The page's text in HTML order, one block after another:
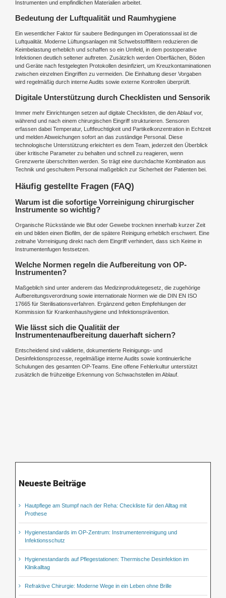
Instrumenten und empfindlichen Materialien arbeitet.
Bedeutung der Luftqualität und Raumhygiene
Ein wesentlicher Faktor für saubere Bedingungen im Operationssaal ist die
Luftqualität. Moderne Lüftungsanlagen mit Schwebstofffiltern reduzieren die
Keimbelastung erheblich und schaffen so ein Umfeld, in dem postoperative
Infektionen deutlich seltener auftreten. Zusätzlich werden Oberflächen, Böden
und Geräte nach festgelegten Protokollen desinfiziert, um Kreuzkontaminationen
zwischen einzelnen Eingriffen zu vermeiden. Die Einhaltung dieser Vorgaben
wird regelmäßig durch interne Audits sowie externe Kontrollen überprüft.
Digitale Unterstützung durch Checklisten und Sensorik
Immer mehr Einrichtungen setzen auf digitale Checklisten, die den Ablauf vor,
während und nach einem chirurgischen Eingriff strukturieren. Sensoren
erfassen dabei Temperatur, Luftfeuchtigkeit und Partikelkonzentration in Echtzeit
und melden Abweichungen sofort an das zuständige Personal. Diese
technologische Unterstützung erleichtert es dem Team, jederzeit den Überblick
über kritische Parameter zu behalten und schnell zu reagieren, wenn
Grenzwerte überschritten werden. So trägt eine durchdachte Kombination aus
Technik und geschultem Personal maßgeblich zur Sicherheit der Patienten bei.
Häufig gestellte Fragen (FAQ)
Warum ist die sofortige Vorreinigung chirurgischer
Instrumente so wichtig?
Organische Rückstände wie Blut oder Gewebe trocknen innerhalb kurzer Zeit
ein und bilden einen Biofilm, der die spätere Reinigung erheblich erschwert. Eine
zeitnahe Vorreinigung direkt nach dem Eingriff verhindert, dass sich Keime in
Instrumentenfugen festsetzen.
Welche Normen regeln die Aufbereitung von OP-
Instrumenten?
Maßgeblich sind unter anderem das Medizinproduktegesetz, die zugehörige
Aufbereitungsverordnung sowie internationale Normen wie die DIN EN ISO
17665 für Sterilisationsverfahren. Ergänzend gelten Empfehlungen der
Kommission für Krankenhaushygiene und Infektionsprävention.
Wie lässt sich die Qualität der
Instrumentenaufbereitung dauerhaft sichern?
Entscheidend sind validierte, dokumentierte Reinigungs- und
Desinfektionsprozesse, regelmäßige interne Audits sowie kontinuierliche
Schulungen des gesamten OP-Teams. Eine offene Fehlerkultur unterstützt
zusätzlich die frühzeitige Erkennung von Schwachstellen im Ablauf.
Neueste Beiträge
Hautpflege am Stumpf nach der Reha: Checkliste für den Alltag mit
Prothese
Hygienestandards im OP-Zentrum: Instrumentenreinigung und
Infektionsschutz
Hygienestandards auf Pflegestationen: Thermische Desinfektion im
Klinikalltag
Refraktive Chirurgie: Moderne Wege in ein Leben ohne Brille